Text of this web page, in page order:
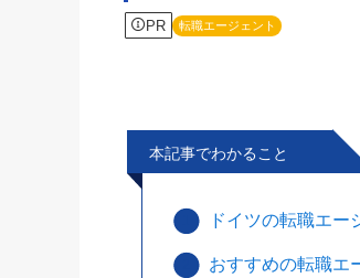
PR 転職エージェント
本記事でわかること
ドイツの転職エー
おすすめの転職エ